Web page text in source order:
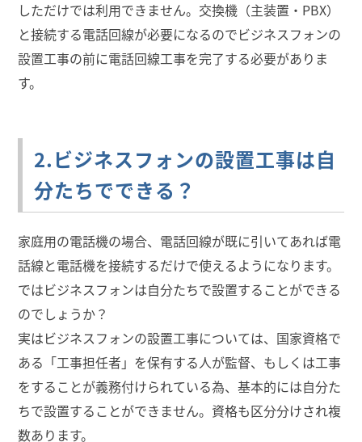
しただけでは利用できません。交換機（主装置・PBX）
と接続する電話回線が必要になるのでビジネスフォンの
設置工事の前に電話回線工事を完了する必要がありま
す。
2.ビジネスフォンの設置工事は自
分たちでできる？
家庭用の電話機の場合、電話回線が既に引いてあれば電
話線と電話機を接続するだけで使えるようになります。
ではビジネスフォンは自分たちで設置することができる
のでしょうか？
実はビジネスフォンの設置工事については、国家資格で
ある「工事担任者」を保有する人が監督、もしくは工事
をすることが義務付けられている為、基本的には自分た
ちで設置することができません。資格も区分分けされ複
数あります。